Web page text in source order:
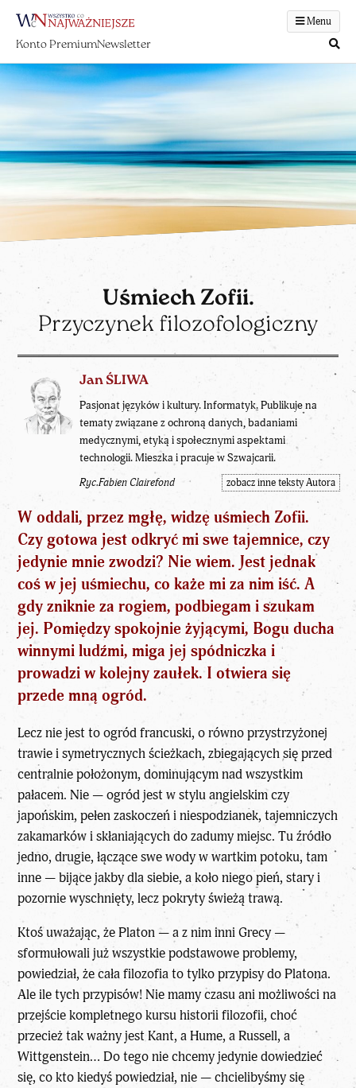
Menu
Konto PremiumNewsletter
Uśmiech Zofii.
Przyczynek filozofologiczny
Jan ŚLIWA
Pasjonat języków i kultury. Informatyk. Publikuje na
tematy związane z ochroną danych, badaniami
medycznymi, etyką i społecznymi aspektami
technologii. Mieszka i pracuje w Szwajcarii.
Ryc.Fabien Clairefond zobacz inne teksty Autora
W oddali, przez mgłę, widzę uśmiech Zofii.
Czy gotowa jest odkryć mi swe tajemnice, czy
jedynie mnie zwodzi? Nie wiem. Jest jednak
coś w jej uśmiechu, co każe mi za nim iść. A
gdy zniknie za rogiem, podbiegam i szukam
jej. Pomiędzy spokojnie żyjącymi, Bogu ducha
winnymi ludźmi, miga jej spódniczka i
prowadzi w kolejny zaułek. I otwiera się
przede mną ogród.
Lecz nie jest to ogród francuski, o równo przystrzyżonej
trawie i symetrycznych ścieżkach, zbiegających się przed
centralnie położonym, dominującym nad wszystkim
pałacem. Nie — ogród jest w stylu angielskim czy
japońskim, pełen zaskoczeń i niespodzianek, tajemniczych
zakamarków i skłaniających do zadumy miejsc. Tu źródło
jedno, drugie, łączące swe wody w wartkim potoku, tam
inne — bijące jakby dla siebie, a koło niego pień, stary i
pozornie wyschnięty, lecz pokryty świeżą trawą.
Ktoś uważając, że Platon — a z nim inni Grecy —
sformułowali już wszystkie podstawowe problemy,
powiedział, że cała filozofia to tylko przypisy do Platona.
Ale ile tych przypisów! Nie mamy czasu ani możliwości na
przejście kompletnego kursu historii filozofii, choć
przecież tak ważny jest Kant, a Hume, a Russell, a
Wittgenstein… Do tego nie chcemy jedynie dowiedzieć
się, co kto kiedyś powiedział, nie — chcielibyśmy się